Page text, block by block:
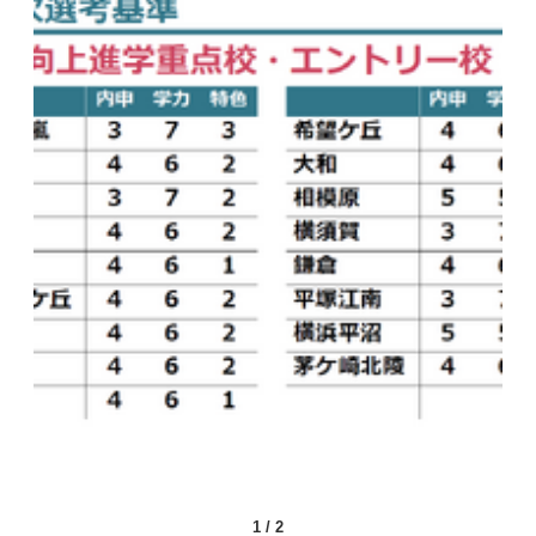
1 / 2